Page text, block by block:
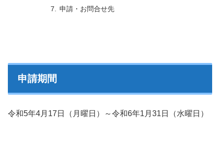
申請・お問合せ先
申請期間
令和5年4月17日（月曜日）～令和6年1月31日（水曜日）